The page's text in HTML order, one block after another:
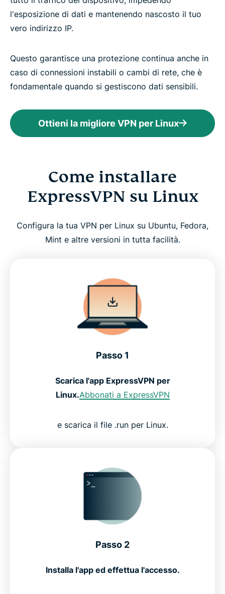
l'esposizione di dati e mantenendo nascosto il tuo
vero indirizzo IP.
Questo garantisce una protezione continua anche in
caso di connessioni instabili o cambi di rete, che è
fondamentale quando si gestiscono dati sensibili.
Ottieni la migliore VPN per Linux
Come installare
ExpressVPN su Linux
Configura la tua VPN per Linux su Ubuntu, Fedora,
Mint e altre versioni in tutta facilità.
Passo 1
Scarica l'app ExpressVPN per
Linux.Abbonati a ExpressVPN
e scarica il file .run per Linux.
Passo 2
Installa l'app ed effettua l'accesso.